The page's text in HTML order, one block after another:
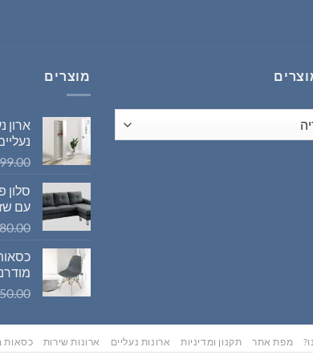
מוצרים
סלון
עם
מפת אתר תקנון ומדיניות ארונות נעליים ארונות שירות כסאות